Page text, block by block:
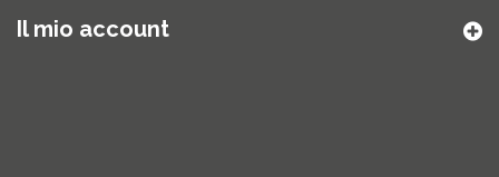
Il mio account